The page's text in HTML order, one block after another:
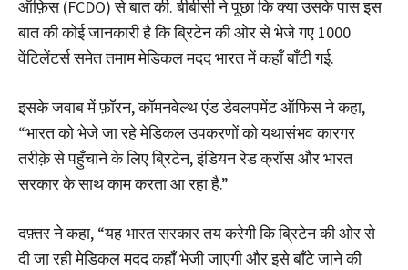
ऑफ़िस (FCDO) से बात की. बीबीसी ने पूछा कि क्या उसके पास इस
बात की कोई जानकारी है कि ब्रिटेन की ओर से भेजे गए 1000
वेंटिलेंटर्स समेत तमाम मेडिकल मदद भारत में कहाँ बाँटी गई.
इसके जवाब में फ़ॉरन, कॉमनवेल्थ एंड डेवलपमेंट ऑफिस ने कहा,
“भारत को भेजे जा रहे मेडिकल उपकरणों को यथासंभव कारगर
तरीक़े से पहुँचाने के लिए ब्रिटेन, इंडियन रेड क्रॉस और भारत
सरकार के साथ काम करता आ रहा है.”
दफ़्तर ने कहा, “यह भारत सरकार तय करेगी कि ब्रिटेन की ओर से
दी जा रही मेडिकल मदद कहाँ भेजी जाएगी और इसे बाँटे जाने की